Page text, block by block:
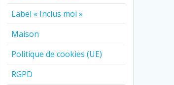
Label « Inclus moi »
Maison
Politique de cookies (UE)
RGPD